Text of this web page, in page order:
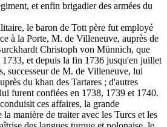
et enfin brigadier des armées du
le baron de Tott père fut employé
à la Porte, M. de Villeneuve, auprès de
Christoph von Münnich, que
1733, et depuis la fin 1736 jusqu'en juillet
successeur de M. de Villeneuve, lui
du khan des Tartares ; d'autres
furent confiées en 1738, 1739 et 1740.
ces affaires, la grande
manière de traiter avec les Turcs et les